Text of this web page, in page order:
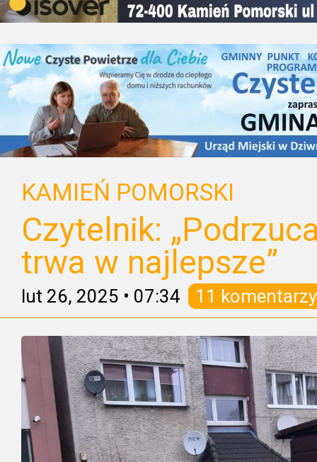
KAMIEŃ POMORSKI
Czytelnik:
trwa w najlepsze”
lut 26, 2025 • 07:34 11 komentarzy